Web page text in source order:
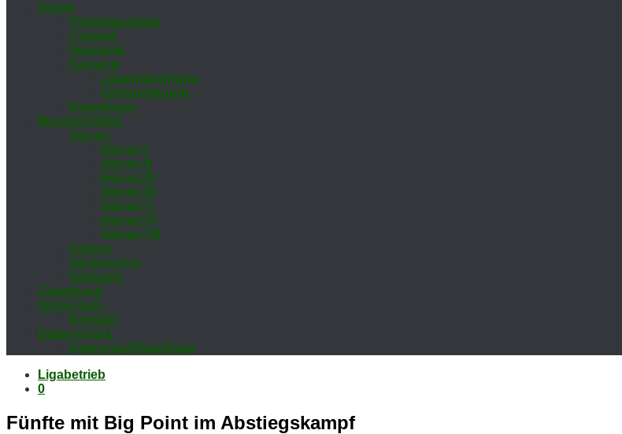
Ver­ein
Trai­nings­zei­ten
Chro­nik
Vor­stand
Sat­zung
Ju­gend­ord­nung
Eh­ren­ord­nung
Down­loads
Mann­schaf­ten
Her­ren
Her­ren I
Her­ren II
Her­ren III
Her­ren IV
Her­ren V
Her­ren VI
Her­ren VII
Da­men
Nach­wuchs
Se­nio­ren
Gäs­te­buch
Im­pres­sum
Kon­takt
Da­ten­schutz
Da­ten­zu­griffs­an­fra­ge
Ligabetrieb
0
Fünf­te mit Big Point im Abstiegskampf